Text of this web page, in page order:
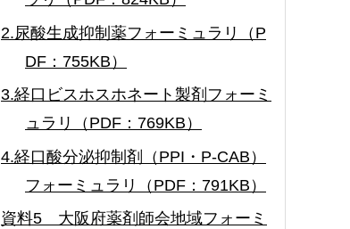
2.尿酸生成抑制薬フォーミュラリ（P
DF：755KB）
3.経口ビスホスホネート製剤フォーミ
ュラリ（PDF：769KB）
4.経口酸分泌抑制剤（PPI・P-CAB）
フォーミュラリ（PDF：791KB）
資料5 大阪府薬剤師会地域フォーミ